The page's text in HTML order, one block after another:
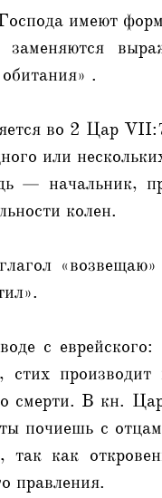
имеют
.
во 2 Цар
или
— начальник,
колен.
«возвещаю»
с
производит
смерти. В кн.
почиешь с
так как
правления.